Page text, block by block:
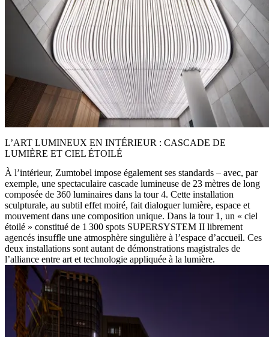
L’ART LUMINEUX EN INTÉRIEUR : CASCADE DE
LUMIÈRE ET CIEL ÉTOILÉ
À l’intérieur, Zumtobel impose également ses standards – avec, par
exemple, une spectaculaire cascade lumineuse de 23 mètres de long
composée de 360 luminaires dans la tour 4. Cette installation
sculpturale, au subtil effet moiré, fait dialoguer lumière, espace et
mouvement dans une composition unique. Dans la tour 1, un « ciel
étoilé » constitué de 1 300 spots SUPERSYSTEM II librement
agencés insuffle une atmosphère singulière à l’espace d’accueil. Ces
deux installations sont autant de démonstrations magistrales de
l’alliance entre art et technologie appliquée à la lumière.